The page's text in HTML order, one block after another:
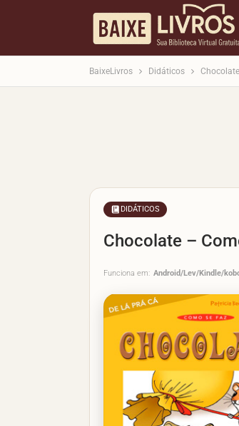
BaixeLivros Didáticos
DIDÁTICOS
Chocolate –
Funciona em: Android/Lev/Kindle/